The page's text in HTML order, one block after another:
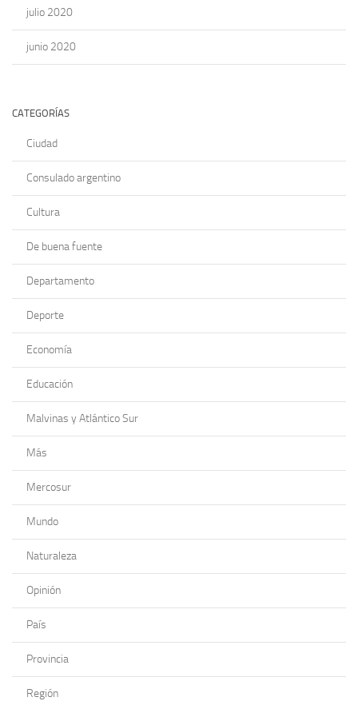
julio 2020
junio 2020
CATEGORÍAS
Ciudad
Consulado argentino
Cultura
De buena fuente
Departamento
Deporte
Economía
Educación
Malvinas y Atlántico Sur
Más
Mercosur
Mundo
Naturaleza
Opinión
País
Provincia
Región